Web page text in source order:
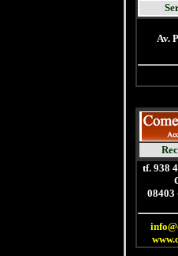
Av.
tf. 938
08403